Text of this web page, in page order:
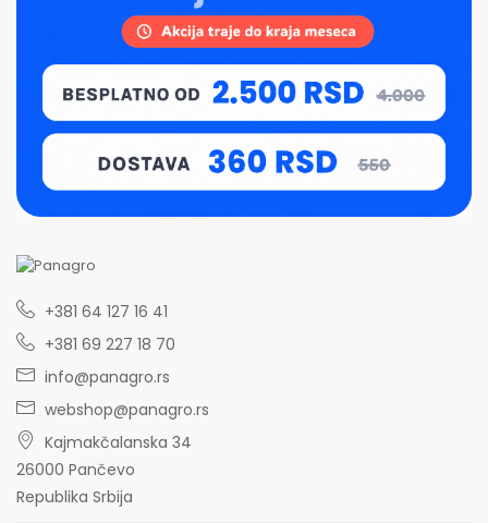
+381 64 127 16 41
+381 69 227 18 70
info@panagro.rs
webshop@panagro.rs
Kajmakčalanska 34
26000 Pančevo
Republika Srbija